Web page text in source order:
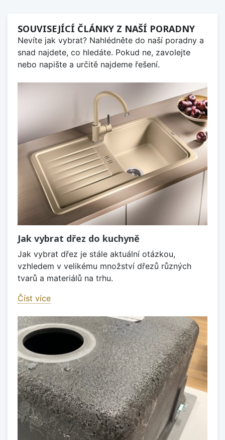
SOUVISEJÍCÍ ČLÁNKY Z NAŠÍ PORADNY
Nevíte jak vybrat? Nahlédněte do naší poradny a
snad najdete, co hledáte. Pokud ne, zavolejte
nebo napište a určitě najdeme řešení.
Jak vybrat dřez do kuchyně
Jak vybrat dřez je stále aktuální otázkou,
vzhledem v velikému množství dřezů různých
tvarů a materiálů na trhu.
Číst více